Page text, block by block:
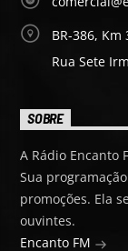
BR-386,
Rua Sete
SOBRE
A Rádio Encanto
Sua
promoções. Ela
ouvintes.
Encanto FM